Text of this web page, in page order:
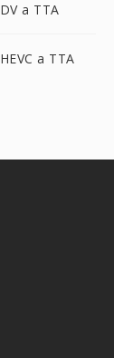
DV a TTA
HEVC a TTA